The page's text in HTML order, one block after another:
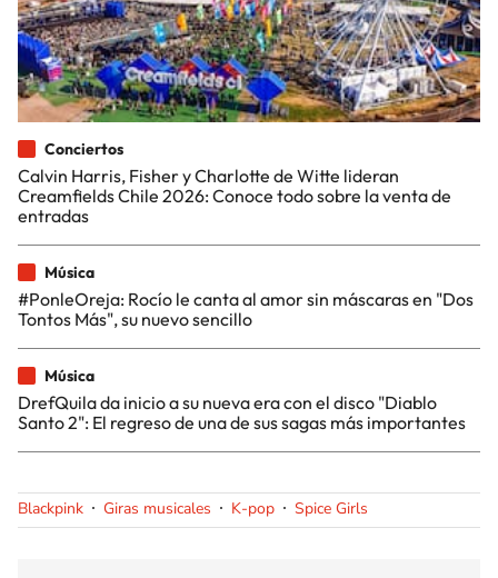
Conciertos
Calvin Harris, Fisher y Charlotte de Witte lideran
Creamfields Chile 2026: Conoce todo sobre la venta de
entradas
Música
#PonleOreja: Rocío le canta al amor sin máscaras en "Dos
Tontos Más", su nuevo sencillo
Música
DrefQuila da inicio a su nueva era con el disco "Diablo
Santo 2": El regreso de una de sus sagas más importantes
Blackpink Giras musicales K-pop Spice Girls